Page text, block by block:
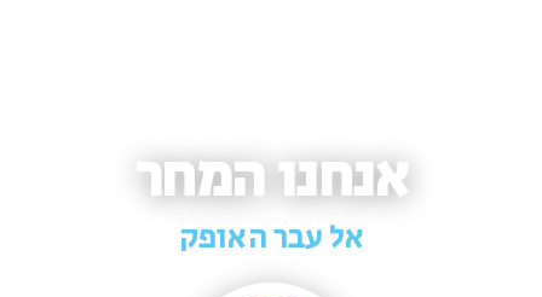
אנחנו המחר
אל עבר האופק